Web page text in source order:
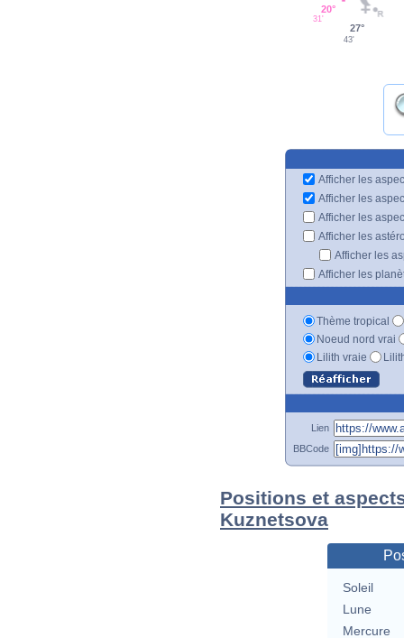
20°
31'
27°
43'
Afficher les
Afficher les
Afficher les
Afficher les
Afficher les
Afficher les
Thème tropical
Noeud nord vrai
Lilith vraie
Lien
BBCode
Positions et
Kuznetsova
Soleil
Lune
Mercure